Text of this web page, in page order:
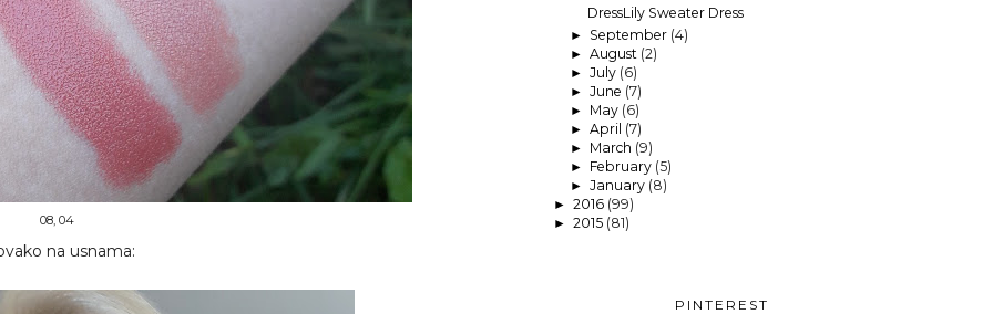
08, 04
na usnama:
DressLily Sweater Dress
► September (4)
► August (2)
► July (6)
► June (7)
► May (6)
► April (7)
► March (9)
► February (5)
► January (8)
► 2016 (99)
► 2015 (81)
PINTEREST